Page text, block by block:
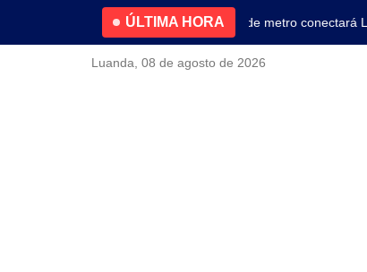
ÚLTIMA HORA
4.2% no primeiro trimestreNova linha de metro conectará
Luanda, 08 de agosto de 2026